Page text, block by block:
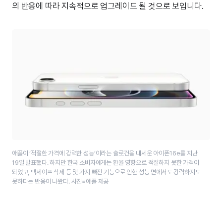
의 반응에 따라 지속적으로 업그레이드 될 것으로 보입니다.
애플이 ‘적절한 가격에 강력한 성능’​이라는 슬로건을 내세운 아이폰16e를 지난
19일 발표했다. 하지만 한국 소비자에게는 환율 영향으로 적절하지 못한 가격이
되었고, 맥세이프 삭제 등 몇 가지 빠진 기능으로 인한 성능 면에서도 강력하지도
못하다는 반응이 나왔다. 사진=애플 제공